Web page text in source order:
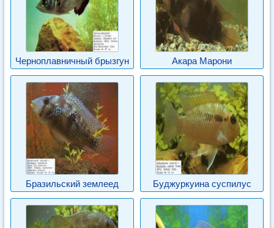
Черноплавничный брызгун Акара Марони
Бразильский землеед Буджуркуина суспилус